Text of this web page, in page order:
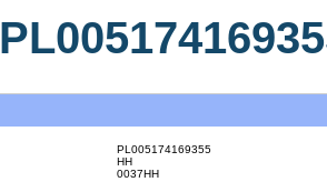
PL005174169355
HH
0037HH